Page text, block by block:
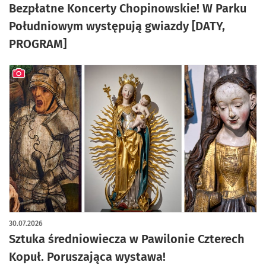
Bezpłatne Koncerty Chopinowskie! W Parku
Południowym występują gwiazdy [DATY,
PROGRAM]
Sztuka średniowiecza w Pawilonie Czterech
Kopuł. Poruszająca wystawa!
30.07.2026
artykuł z galerią zdjęć